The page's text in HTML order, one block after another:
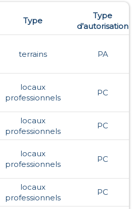
Type
Type
d’autorisation
terrains PA
locaux
professionnels
PC
locaux
professionnels
PC
locaux
professionnels
PC
locaux
professionnels
PC